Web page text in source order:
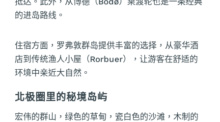
的进岛路线。
住宿方面，罗弗敦群岛提供丰富的选择，从豪华酒
店到传统渔人小屋（Rorbuer），让游客在舒适的
环境中亲近大自然。
北极圈里的秘境岛屿
宏伟的群山，绿色的草甸，瓷白色的沙滩，木制的